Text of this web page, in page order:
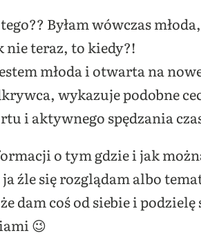
Byłam wówczas
nie teraz, to kiedy?!
młoda i otwarta na
wykazuje podobne
i aktywnego spędzania
o tym gdzie i jak
źle się rozglądam albo
dam coś od siebie i
😉